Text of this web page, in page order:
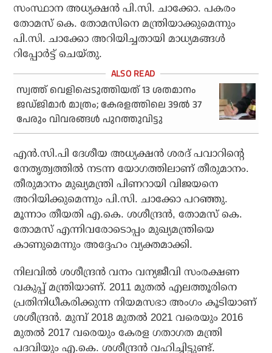
സംസ്ഥാന അധ്യക്ഷന്‍ പി.സി. ചാക്കോ. പകരം
തോമസ് കെ. തോമസിനെ മന്ത്രിയാക്കുമെന്നും
പി.സി. ചാക്കോ അറിയിച്ചതായി മാധ്യമങ്ങള്‍
റിപ്പോര്‍ട്ട് ചെയ്തു.
സ്വത്ത് വെളിപ്പെടുത്തിയത് 13 ശതമാനം
ജഡ്ജിമാര്‍ മാത്രം; കേരളത്തിലെ 39ല്‍ 37
പേരും വിവരങ്ങള്‍ പുറത്തുവിട്ടു
എന്‍.സി.പി ദേശീയ അധ്യക്ഷന്‍ ശരദ് പവാറിന്റെ
നേതൃത്വത്തില്‍ നടന്ന യോഗത്തിലാണ് തീരുമാനം.
തീരുമാനം മുഖ്യമന്ത്രി പിണറായി വിജയനെ
അറിയിക്കുമെന്നും പി.സി. ചാക്കോ പറഞ്ഞു.
മൂന്നാം തീയതി എ.കെ. ശശീന്ദ്രന്‍, തോമസ് കെ.
തോമസ് എന്നിവരോടൊപ്പം മുഖ്യമന്ത്രിയെ
കാണുമെന്നും അദ്ദേഹം വ്യക്തമാക്കി.
നിലവില്‍ ശശീന്ദ്രന്‍ വനം വന്യജീവി സംരക്ഷണ
വകുപ്പ് മന്ത്രിയാണ്. 2011 മുതല്‍ എലത്തൂരിനെ
പ്രതിനിധീകരിക്കുന്ന നിയമസഭാ അംഗം കൂടിയാണ്
ശശീന്ദ്രന്‍. മുമ്പ് 2018 മുതല്‍ 2021 വരെയും 2016
മുതല്‍ 2017 വരെയും കേരള ഗതാഗത മന്ത്രി
പദവിയും എ.കെ. ശശീന്ദ്രന്‍ വഹിച്ചിട്ടുണ്ട്.